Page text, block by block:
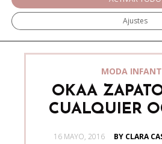
MODA
OKAA
CUALQUIER
POSTED
16 MAYO, 2016
BY CLARA
Ajustes